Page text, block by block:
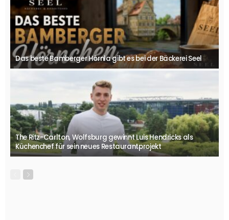
Das beste Bamberger Hörnla gibt es bei der Bäckerei Seel
The Ritz-Carlton, Wolfsburg gewinnt Luis Hendricks als
Küchenchef für sein neues Restaurantprojekt